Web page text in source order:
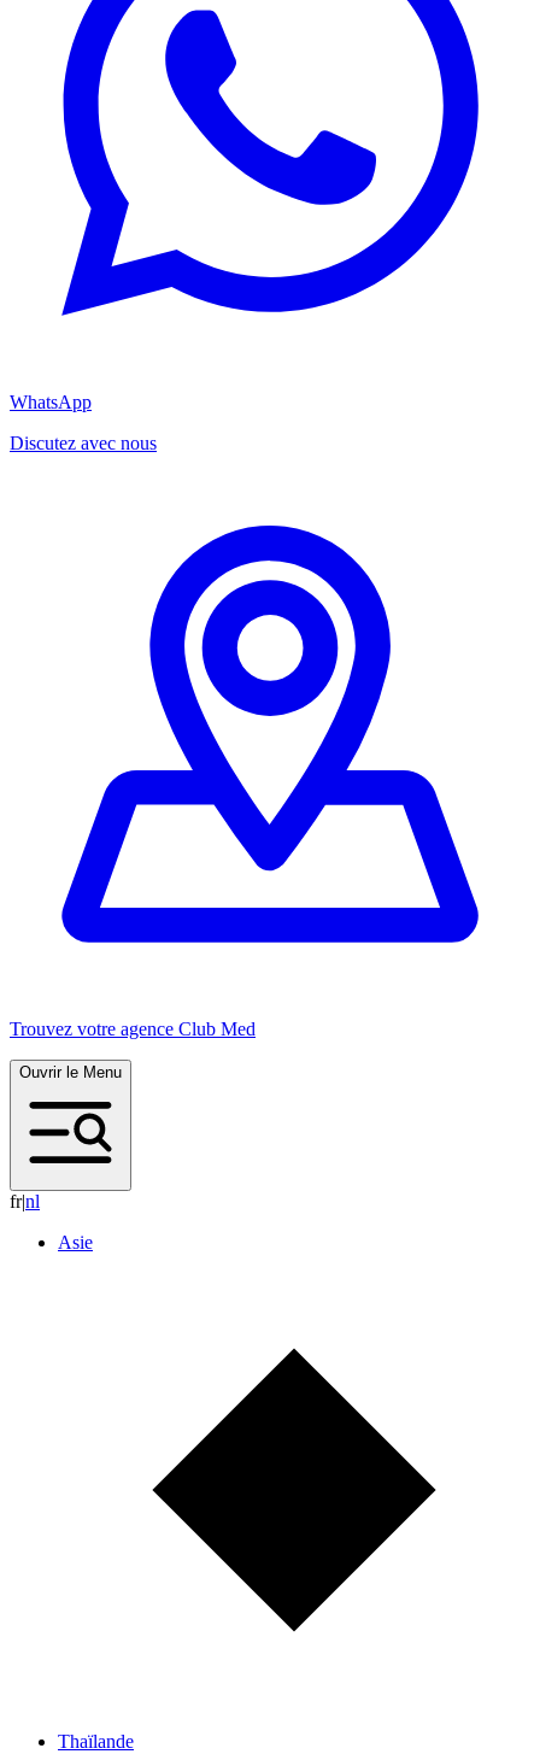
WhatsApp
Discutez avec nous
Trouvez votre agence Club Med
Ouvrir le Menu
fr|nl
Asie
Thaïlande